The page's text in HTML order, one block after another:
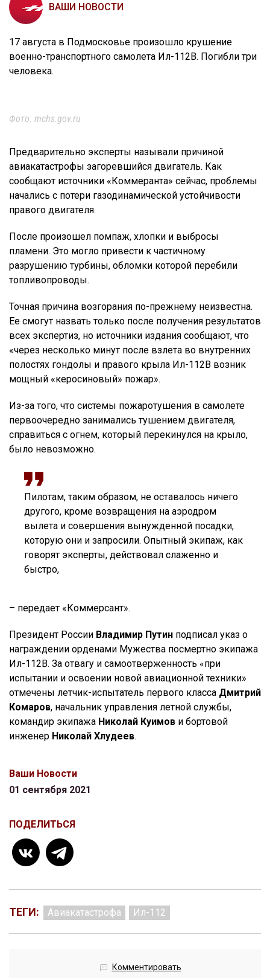
ВАШИ НОВОСТИ
17 августа в Подмосковье произошло крушение
военно-транспортного самолета Ил-112В. Погибли три
человека.
Фото: mchs.gov.ru
Предварительно эксперты называли причиной
авиакатастрофы загоревшийся двигатель. Как
сообщают источники «Коммеранта» сейчас, проблемы
начались с потери газодинамической устойчивости
правого двигателя.
После произошел помпаж, хлопки и выбросы
пламени. Это могло привести к частичному
разрушению турбины, обломки которой перебили
топливопроводы.
Точная причина возгорания по-прежнему неизвестна.
Ее смогут назвать только после получения результатов
всех экспертиз, но источники издания сообщают, что
«через несколько минут после взлета во внутренних
полостях гондолы и правого крыла Ил-112В возник
мощный «керосиновый» пожар».
Из-за того, что системы пожаротушения в самолете
первоочередно занимались тушением двигателя,
справиться с огнем, который перекинулся на крыло,
было невозможно.
Пилотам, таким образом, не оставалось ничего
другого, кроме возвращения на аэродром
вылета и совершения вынужденной посадки,
которую они и запросили. Опытный экипаж, как
говорят эксперты, действовал слаженно и
быстро,
– передает «Коммерсант».
Президент России Владимир Путин подписал указ о
награждении орденами Мужества посмертно экипажа
Ил-112В. За отвагу и самоотверженность «при
испытании и освоении новой авиационной техники»
отмечены летчик-испытатель первого класса Дмитрий
Комаров, начальник управления летной службы,
командир экипажа Николай Куимов и бортовой
инженер Николай Хлудеев.
Ваши Новости
01 сентября 2021
ПОДЕЛИТЬСЯ
ТЕГИ: Авиакатастрофа Ил-112
Комментировать